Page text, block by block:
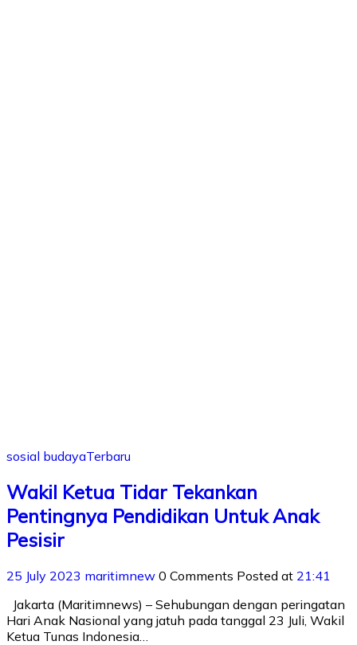
sosial budayaTerbaru
Wakil Ketua Tidar Tekankan
Pentingnya Pendidikan Untuk Anak
Pesisir
25 July 2023 maritimnew 0 Comments Posted at 21:41
Jakarta (Maritimnews) – Sehubungan dengan peringatan
Hari Anak Nasional yang jatuh pada tanggal 23 Juli, Wakil
Ketua Tunas Indonesia…